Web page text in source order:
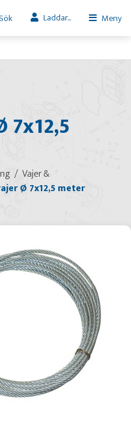
Sök Laddar... Meny
7x12,5
Vajer &
Ø 7x12,5 meter